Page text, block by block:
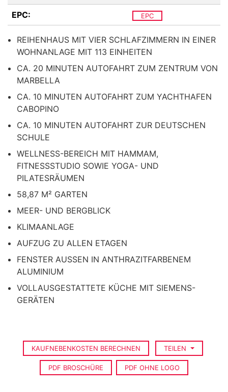
EPC: EPC
REIHENHAUS MIT VIER SCHLAFZIMMERN IN EINER
WOHNANLAGE MIT 113 EINHEITEN
CA. 20 MINUTEN AUTOFAHRT ZUM ZENTRUM VON
MARBELLA
CA. 10 MINUTEN AUTOFAHRT ZUM YACHTHAFEN
CABOPINO
CA. 10 MINUTEN AUTOFAHRT ZUR DEUTSCHEN
SCHULE
WELLNESS-BEREICH MIT HAMMAM,
FITNESSSTUDIO SOWIE YOGA- UND
PILATESRÄUMEN
58,87 M² GARTEN
MEER- UND BERGBLICK
KLIMAANLAGE
AUFZUG ZU ALLEN ETAGEN
FENSTER AUSSEN IN ANTHRAZITFARBENEM A
LUMINIUM
VOLLAUSGESTATTETE KÜCHE MIT SIEMENS-
GERÄTEN
KAUFNEBENKOSTEN BERECHNEN TEILEN
PDF BROSCHÜRE PDF OHNE LOGO